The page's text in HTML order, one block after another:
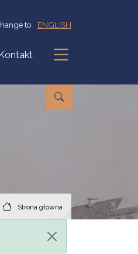
to ENGLISH
Kontakt
Podmenu
Strona główna